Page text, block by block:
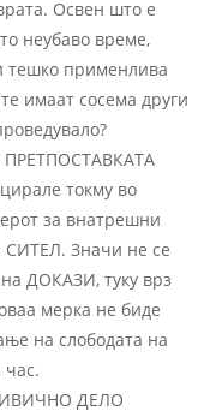
Освен што е
неубаво време,
тешко применлива
имаат сосема други
ПРЕТПОСТАВКАТА
токму во
за внатрешни
СИТЕЛ. Значи не се
ДОКАЗИ, туку врз
мерка не биде
на слободата на
ДЕЛО